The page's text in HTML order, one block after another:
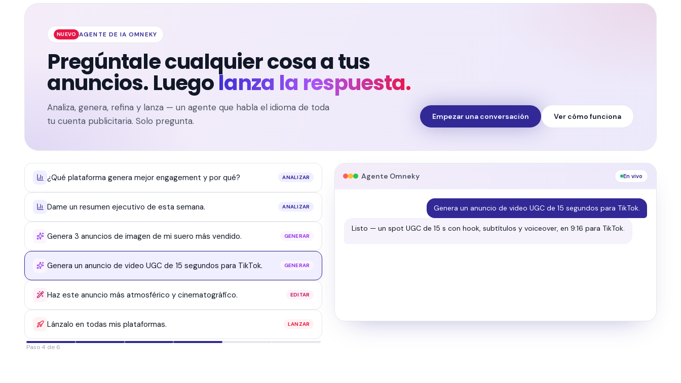
NUEVO AGENTE DE IA OMNEKY
Pregúntale cualquier cosa a tus
anuncios. Luegolanza la respuesta.
Analiza, genera, refina y lanza — un agente que habla el idioma de toda
tu cuenta publicitaria. Solo pregunta.
Empezar una conversación Ver cómo funciona
¿Qué plataforma genera mejor engagement y por qué? ANALIZAR
Dame un resumen ejecutivo de esta semana. ANALIZAR
Genera 3 anuncios de imagen de mi suero más vendido. GENERAR
Genera un anuncio de video UGC de 15 segundos para TikTok. GENERAR
Haz este anuncio más atmosférico y cinematográfico. EDITAR
Lánzalo en todas mis plataformas. LANZAR
Paso 6 de 6
Agente Omneky En vivo
Lánzalo en todas mis plataformas.
Aprobado y en vivo — enviado a tus canales conectados con un split A/B en